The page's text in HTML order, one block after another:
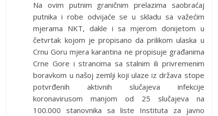
Na ovim putnim graničnim prelazima saobraćaj
putnika i robe odvijaće se u skladu sa važećim
mjerama NKT, dakle i sa mjerom donijetom u
četvrtak kojom je propisano da prilikom ulaska u
Crnu Goru mjera karantina ne propisuje građanima
Crne Gore i strancima sa stalnim ili privremenim
boravkom u našoj zemlji koji ulaze iz država stope
potvrđenih aktivnih slučajeva infekcije
koronavirusom manjom od 25 slučajeva na
100.000 stanovnika sa liste Instituta za javno